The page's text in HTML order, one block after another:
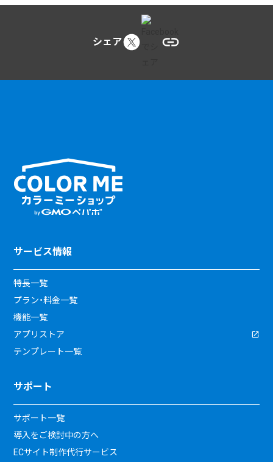
シェア
サービス情報
特長一覧
プラン・料金一覧
機能一覧
アプリストア
テンプレート一覧
サポート
サポート一覧
導入をご検討中の方へ
ECサイト制作代行サービス